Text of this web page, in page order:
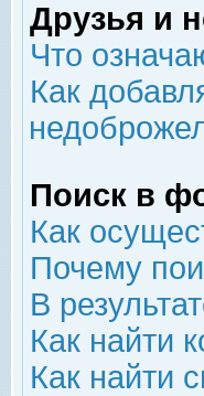
Друзья и
Что
Как
Поиск в
Как
Почему
В
Как найти
Как найти